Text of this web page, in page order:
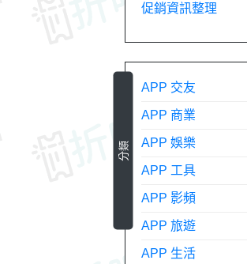
促銷資訊整理
分類
APP 交友
APP 商業
APP 娛樂
APP 工具
APP 影頻
APP 旅遊
APP 生活